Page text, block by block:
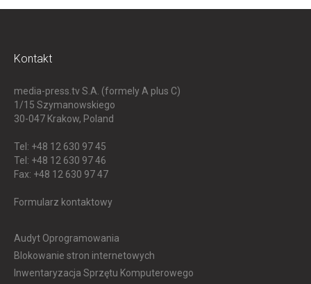
Kontakt
media-press.tv S.A. (formely A plus C)
1/15 Szymanowskiego
30-047 Krakow, Poland
Tel: +48 12 630 97 45
Tel: +48 12 630 97 46
Fax: +48 12 630 97 47
Formularz kontaktowy
Audyt Oprogramowania
Blokowanie stron internetowych
Inwentaryzacja Sprzętu Komputerowego